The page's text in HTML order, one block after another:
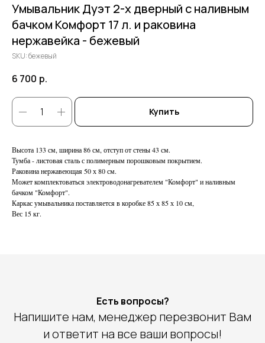
Умывальник Дуэт 2-х дверный c наливным
бачком Комфорт 17 л. и раковина
нержавейка - бежевый
SKU:бежевый
6 700 р.
Купить
Высота 133 см, ширина 86 см, отступ от стены 43 см.
Тумба - листовая сталь с полимерным порошковым покрытием.
Раковина нержавеющая 50 х 80 см.
Может комплектоваться электроводонагревателем "Комфорт" и наливным
бачком "Комфорт".
Каркас умывальника поставляется в коробке 85 х 85 х 10 см,
Вес 15 кг.
Есть вопросы?
Напишите нам, менеджер перезвонит Вам
и ответит на все ваши вопросы!